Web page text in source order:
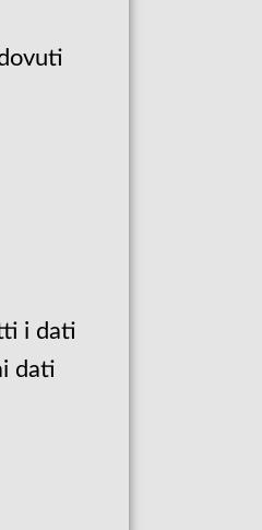
i dati
dati